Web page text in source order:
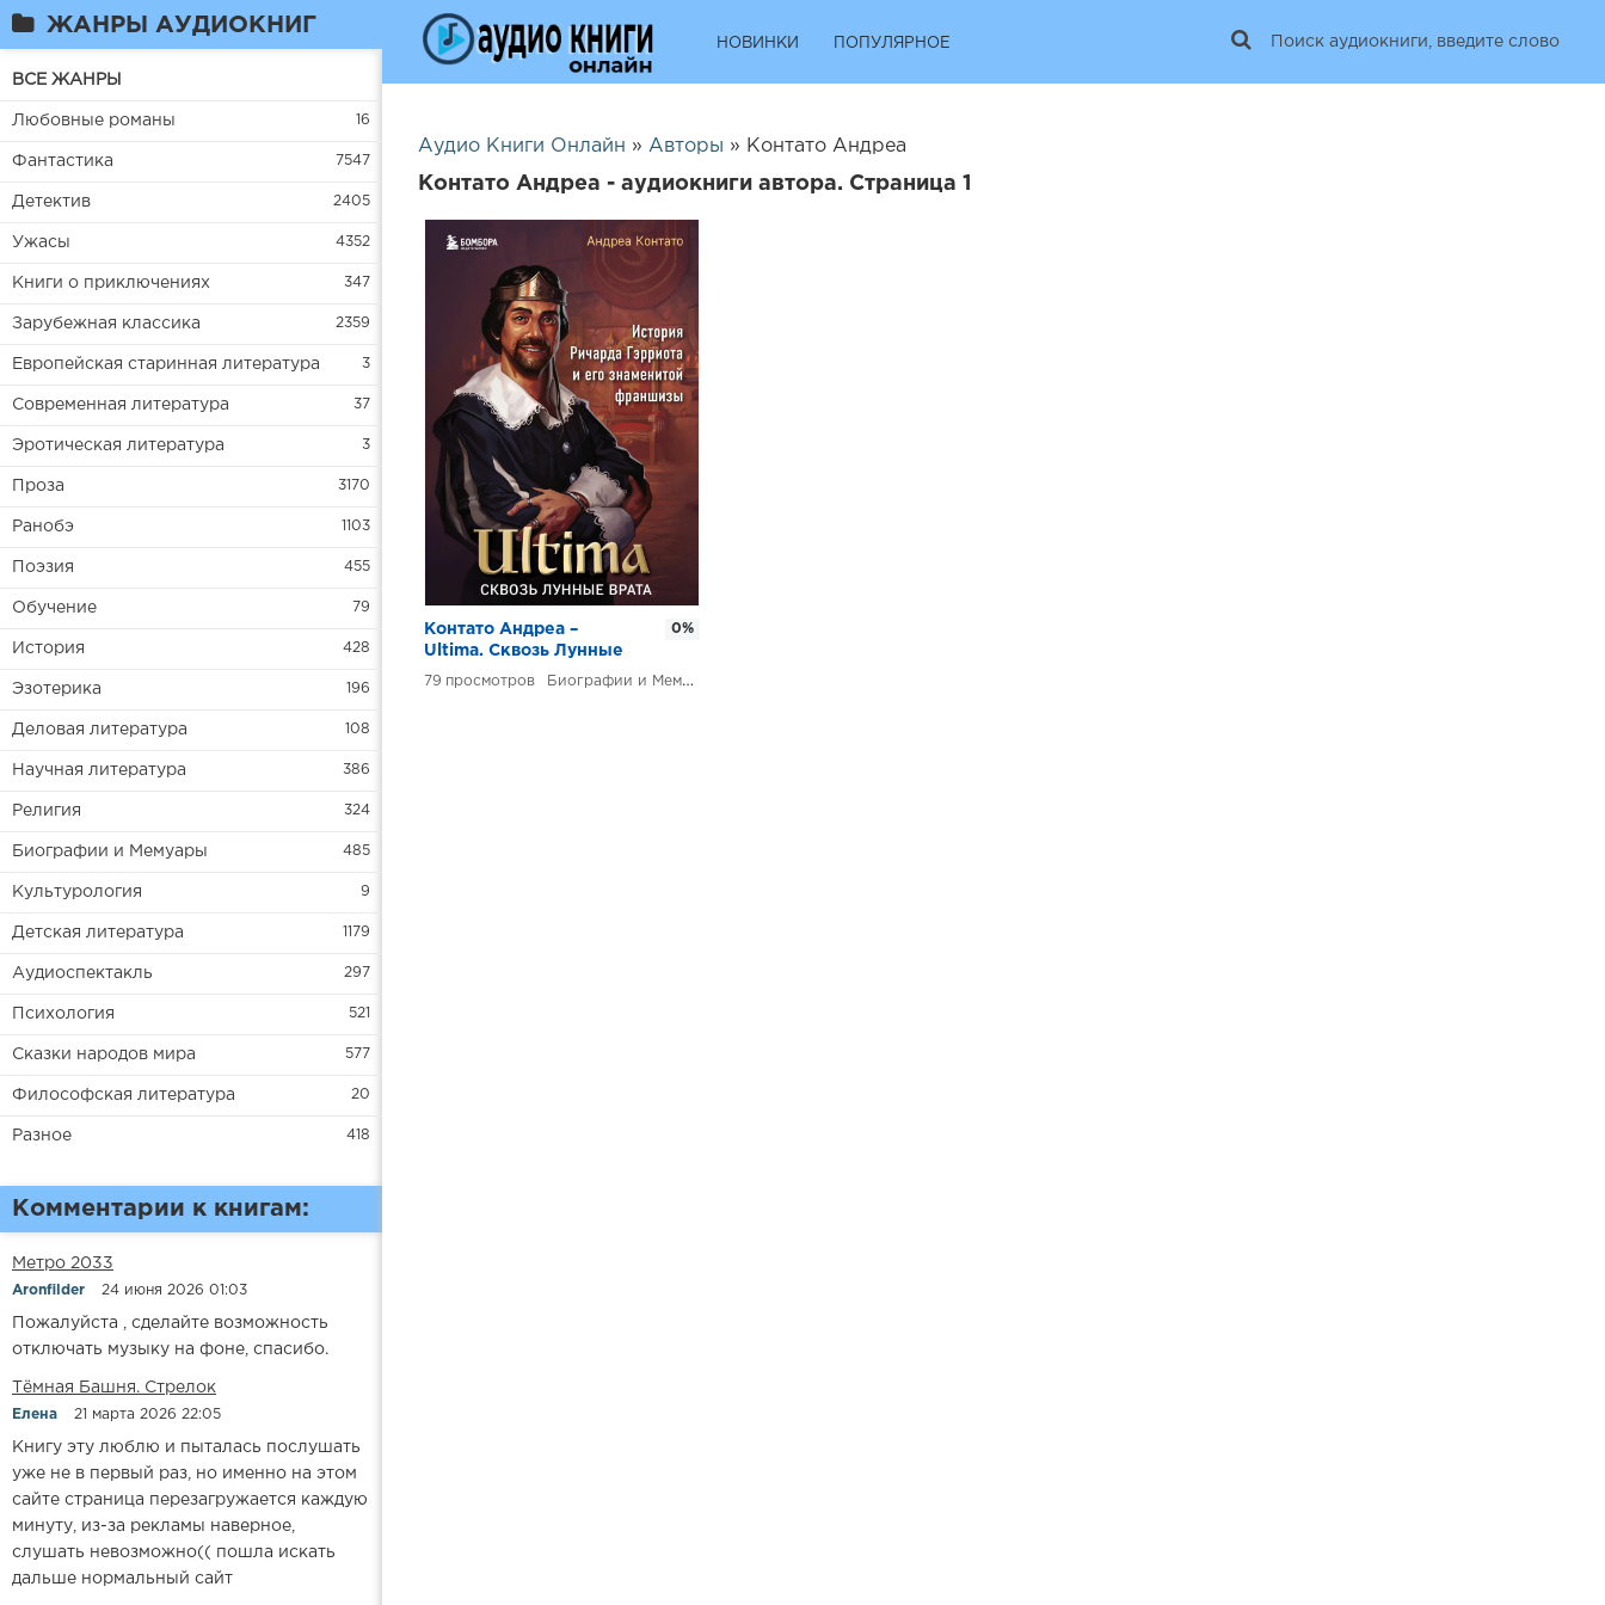
ЖАНРЫ АУДИОКНИГ
ВСЕ ЖАНРЫ
Любовные романы 16
Фантастика 7547
Детектив 2405
Ужасы 4352
Книги о приключениях 347
Зарубежная классика 2359
Европейская старинная литература 3
Современная литература 37
Эротическая литература 3
Проза 3170
Ранобэ 1103
Поэзия 455
Обучение 79
История 428
Эзотерика 196
Деловая литература 108
Научная литература 386
Религия 324
Биографии и Мемуары 485
Культурология 9
Детская литература 1179
Аудиоспектакль 297
Психология 521
Сказки народов мира 577
Философская литература 20
Разное 418
Комментарии к книгам:
Метро 2033
Aronfilder 24 июня 2026 01:03
Пожалуйста , сделайте возможность
отключать музыку на фоне, спасибо.
​​Тёмная Башня. Стрелок
Елена 21 марта 2026 22:05
Книгу эту люблю и пыталась послушать
уже не в первый раз, но именно на этом
сайте страница перезагружается каждую
минуту, из-за рекламы наверное,
слушать невозможно(( пошла искать
дальше нормальный сайт
НОВИНКИ ПОПУЛЯРНОЕ
Аудио Книги Онлайн » Авторы » Контато Андреа
Контато Андреа - аудиокниги автора. Страница 1
Контато Андреа –
Ultima. Сквозь Лунные
Врата. История Ричарда
79 Биографии и Мемуары
0%